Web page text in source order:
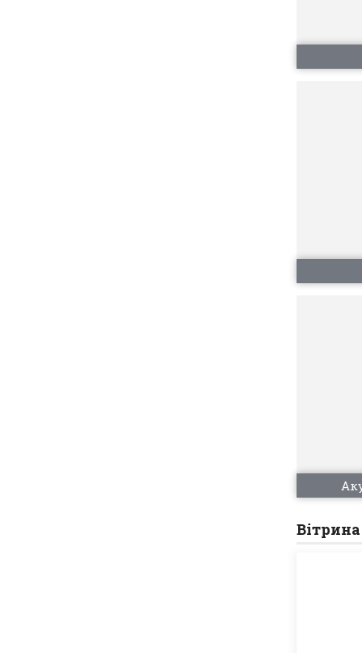
Вітрина